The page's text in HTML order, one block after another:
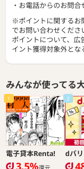
・お電話からのお問合
※ポイントに関するお
でお問い合わせくださ
ポイントについて、
イント獲得対象外とな
みんなが使ってる
1
電子貸本Renta!
3.5%
2
dバ